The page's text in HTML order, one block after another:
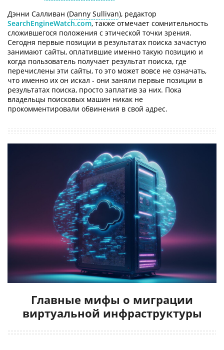
Дэнни Салливан (Danny Sullivan), редактор
SearchEngineWatch.com, также отмечает сомнительность
сложившегося положения с этической точки зрения.
Сегодня первые позиции в результатах поиска зачастую
занимают сайты, оплатившие именно такую позицию и
когда пользователь получает результат поиска, где
перечислены эти сайты, то это может вовсе не означать,
что именно их он искал - они заняли первые позиции в
результатах поиска, просто заплатив за них. Пока
владельцы поисковых машин никак не
прокомментировали обвинения в свой адрес.
Главные мифы о миграции
виртуальной инфраструктуры